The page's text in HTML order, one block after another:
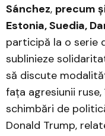
Sánchez, precum
Estonia, Suedia,
participă la o serie
sublinieze
să discute
fața agresiunii
schimbări de
Donald Trump,